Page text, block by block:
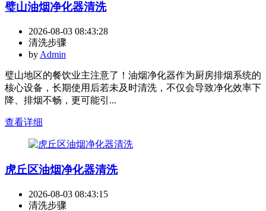
璧山油烟净化器清洗
2026-08-03 08:43:28
清洗步骤
by Admin
璧山地区的餐饮业主注意了！油烟净化器作为厨房排烟系统的
核心设备，长期使用后若未及时清洗，不仅会导致净化效率下
降、排烟不畅，更可能引...
查看详细
虎丘区油烟净化器清洗
2026-08-03 08:43:15
清洗步骤